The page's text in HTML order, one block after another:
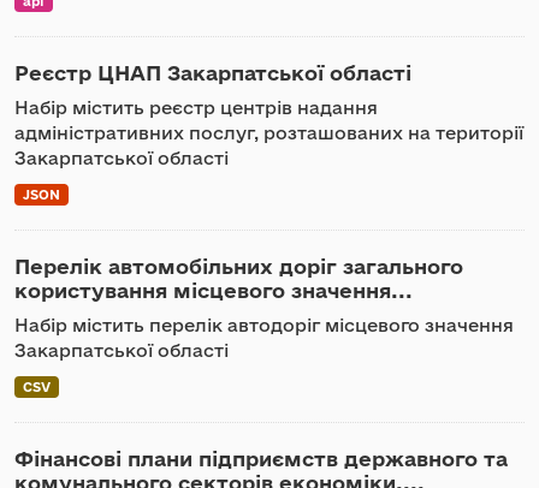
Реєстр ЦНАП Закарпатської області
Набір містить реєстр центрів надання
адміністративних послуг, розташованих на території
Закарпатської області
JSON
Перелік автомобільних доріг загального
користування місцевого значення...
Набір містить перелік автодоріг місцевого значення
Закарпатської області
CSV
Фінансові плани підприємств державного та
комунального секторів економіки,...